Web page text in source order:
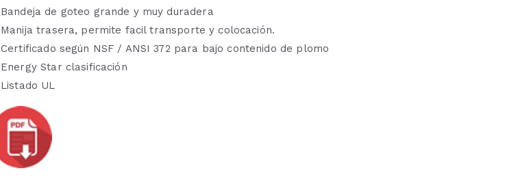
Bandeja de goteo grande y muy duradera
Manija trasera, permite facil transporte y colocación.
Certificado según NSF / ANSI 372 para bajo contenido de plomo
Energy Star clasificación
Listado UL